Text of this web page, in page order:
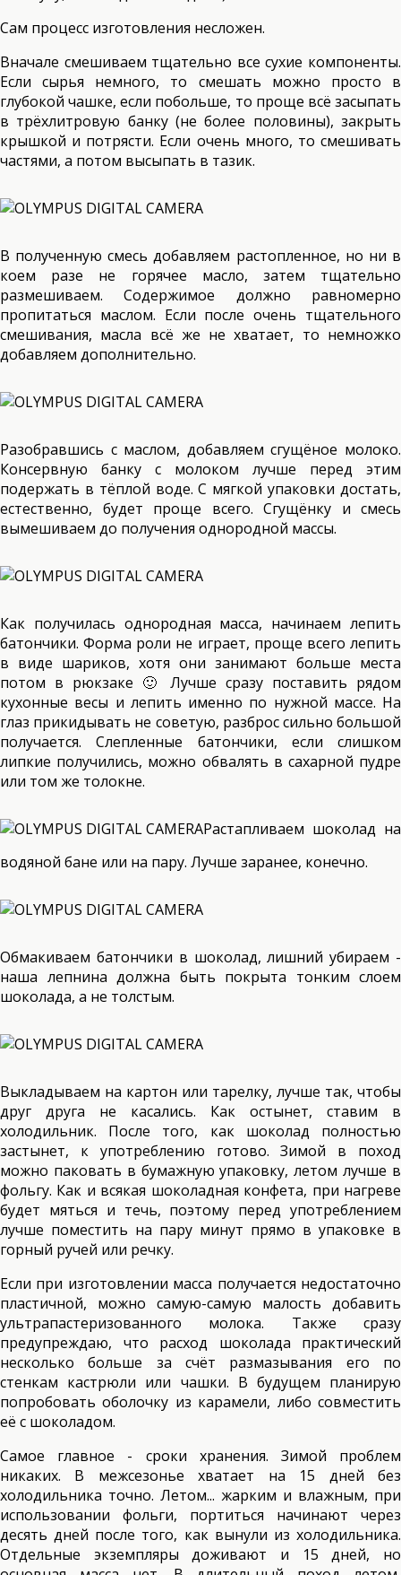
Сам процесс изготовления несложен.
Вначале смешиваем тщательно все сухие компоненты.
Если сырья немного, то смешать можно просто в
глубокой чашке, если побольше, то проще всё засыпать
в трёхлитровую банку (не более половины), закрыть
крышкой и потрясти. Если очень много, то смешивать
частями, а потом высыпать в тазик.
В полученную смесь добавляем растопленное, но ни в
коем разе не горячее масло, затем тщательно
размешиваем. Содержимое должно равномерно
пропитаться маслом. Если после очень тщательного
смешивания, масла всё же не хватает, то немножко
добавляем дополнительно.
Разобравшись с маслом, добавляем сгущёное молоко.
Консервную банку с молоком лучше перед этим
подержать в тёплой воде. С мягкой упаковки достать,
естественно, будет проще всего. Сгущёнку и смесь
вымешиваем до получения однородной массы.
Как получилась однородная масса, начинаем лепить
батончики. Форма роли не играет, проще всего лепить
в виде шариков, хотя они занимают больше места
потом в рюкзаке 🙂 Лучше сразу поставить рядом
кухонные весы и лепить именно по нужной массе. На
глаз прикидывать не советую, разброс сильно большой
получается. Слепленные батончики, если слишком
липкие получились, можно обвалять в сахарной пудре
или том же толокне.
Растапливаем шоколад на
водяной бане или на пару. Лучше заранее, конечно.
Обмакиваем батончики в шоколад, лишний убираем -
наша лепнина должна быть покрыта тонким слоем
шоколада, а не толстым.
Выкладываем на картон или тарелку, лучше так, чтобы
друг друга не касались. Как остынет, ставим в
холодильник. После того, как шоколад полностью
застынет, к употреблению готово. Зимой в поход
можно паковать в бумажную упаковку, летом лучше в
фольгу. Как и всякая шоколадная конфета, при нагреве
будет мяться и течь, поэтому перед употреблением
лучше поместить на пару минут прямо в упаковке в
горный ручей или речку.
Если при изготовлении масса получается недостаточно
пластичной, можно самую-самую малость добавить
ультрапастеризованного молока. Также сразу
предупреждаю, что расход шоколада практический
несколько больше за счёт размазывания его по
стенкам кастрюли или чашки. В будущем планирую
попробовать оболочку из карамели, либо совместить
её с шоколадом.
Самое главное - сроки хранения. Зимой проблем
никаких. В межсезонье хватает на 15 дней без
холодильника точно. Летом... жарким и влажным, при
использовании фольги, портиться начинают через
десять дней после того, как вынули из холодильника.
Отдельные экземпляры доживают и 15 дней, но